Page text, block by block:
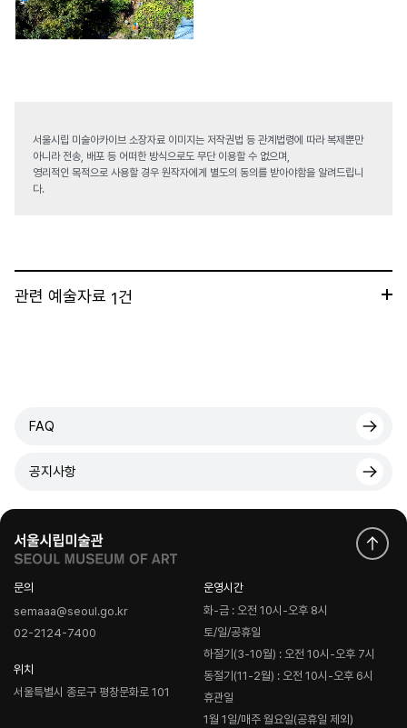
서울시립 미술아카이브 소장자료 이미지는 저작권법 등 관계법령에 따라 복제뿐만
아니라 전송, 배포 등 어떠한 방식으로도 무단 이용할 수 없으며,
영리적인 목적으로 사용할 경우 원작자에게 별도의 동의를 받아야함을 알려드립니
다.
관련 예술자료 1건
FAQ
공지사항
문의
semaaa@seoul.go.kr
02-2124-7400
위치
서울특별시 종로구 평창문화로 101
운영시간
화-금 : 오전 10시-오후 8시
토/일/공휴일
하절기(3-10월) : 오전 10시-오후 7시
동절기(11-2월) : 오전 10시-오후 6시
휴관일
1월 1일/매주 월요일(공휴일 제외)